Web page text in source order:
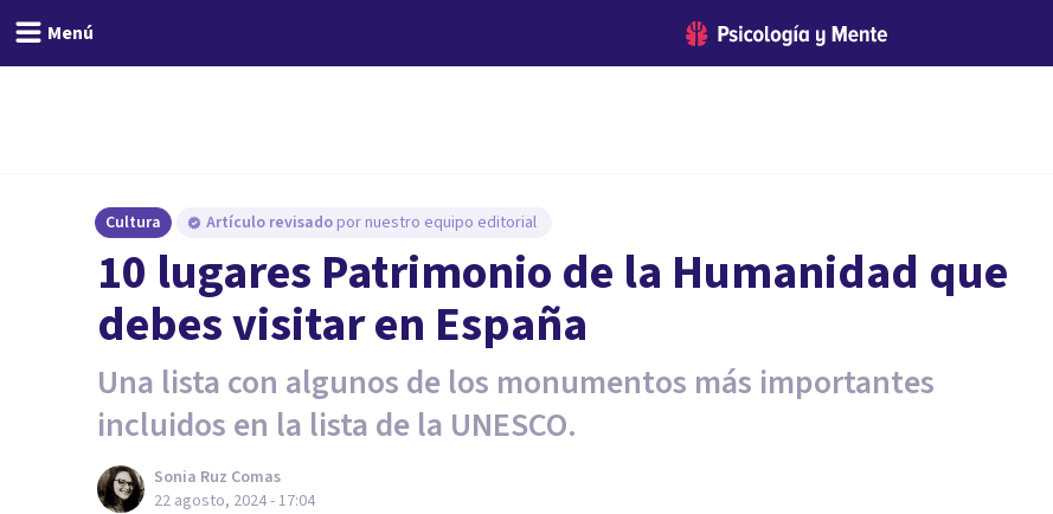
Menú
Cultura Artículo revisado por nuestro equipo editorial
10 lugares Patrimonio de la Humanidad que
debes visitar en España
Una lista con algunos de los monumentos más importantes
incluidos en la lista de la UNESCO.
Sonia Ruz Comas
22 agosto, 2024 - 17:04